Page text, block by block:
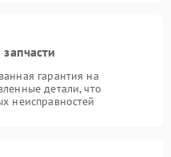
гарантия на
детали, что
неисправностей